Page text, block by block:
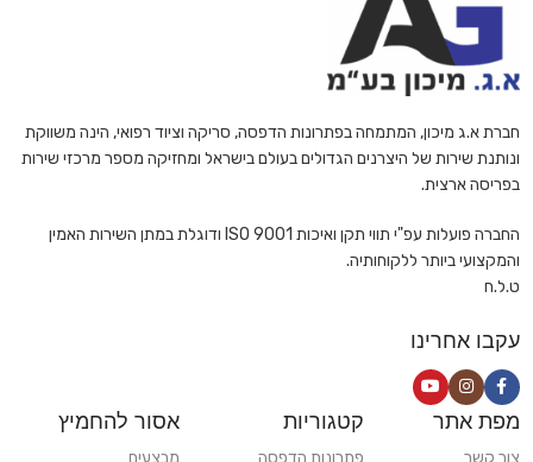
חברת א.ג מיכון, המתמחה בפתרונות הדפסה, סריקה וציוד רפואי, הינה משווקת
ונותנת שירות של היצרנים הגדולים בעולם בישראל ומחזיקה מספר מרכזי שירות
בפריסה ארצית.
החברה פועלות עפ"י תווי תקן ואיכות ISO 9001 ודוגלת במתן השירות האמין
והמקצועי ביותר ללקוחותיה.
ט.ל.ח
עקבו אחרינו
מפת אתר
צור קשר
קטגוריות
פתרונות הדפסה
אסור להחמיץ
מבצעים